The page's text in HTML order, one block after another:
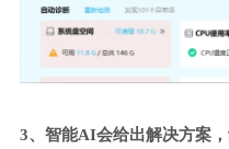
3、智能AI会给出解决方案